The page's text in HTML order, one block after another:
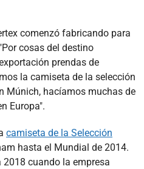
comenzó fabricando para
cosas del destino
prendas de
la camiseta de la selección
Múnich, hacíamos muchas de
Europa".
camiseta de la Selección
hasta el Mundial de 2014.
2018 cuando la empresa